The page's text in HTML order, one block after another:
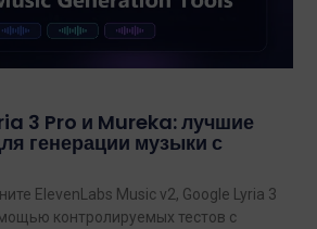
3 Pro и Mureka: лучшие
генерации музыки с
ElevenLabs Music v2, Google Lyria 3
контролируемых тестов с